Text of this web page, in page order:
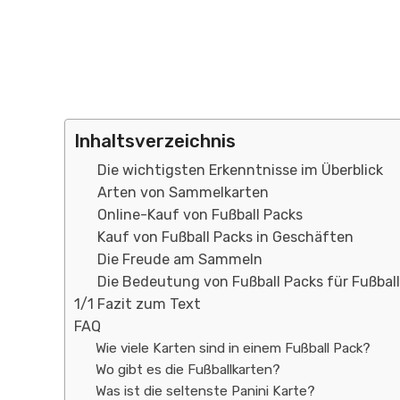
Inhaltsverzeichnis
Die wichtigsten Erkenntnisse im Überblick
Arten von Sammelkarten
Online-Kauf von Fußball Packs
Kauf von Fußball Packs in Geschäften
Die Freude am Sammeln
Die Bedeutung von Fußball Packs für
1/1 Fazit zum Text
FAQ
Wie viele Karten sind in einem Fußball Pack?
Wo gibt es die Fußballkarten?
Was ist die seltenste Panini Karte?